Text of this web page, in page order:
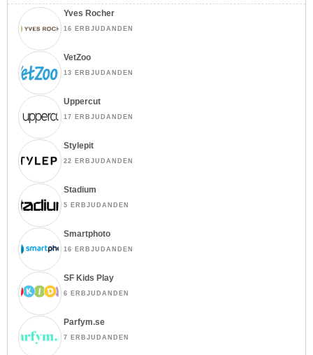
Yves Rocher
16 ERBJUDANDEN
VetZoo
13 ERBJUDANDEN
Uppercut
17 ERBJUDANDEN
Stylepit
22 ERBJUDANDEN
Stadium
5 ERBJUDANDEN
Smartphoto
16 ERBJUDANDEN
SF Kids Play
6 ERBJUDANDEN
Parfym.se
7 ERBJUDANDEN